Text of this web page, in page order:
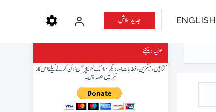
ENGLISH جدید تلاش
عطیہ دیجئے
کتابیں، میگزین، خطابات اور دیگر اسلامک لٹریچر آن لائن کرنے کیلئے اس کار
خیر میں حصہ لیں۔